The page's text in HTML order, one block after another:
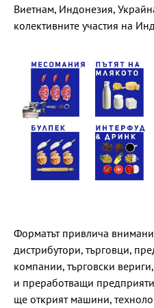
Виетнам, Индонезия,
колективните участия на
Форматът привлича
дистрибутори, търговци,
компании, търговски
и преработващи
ще открият машини,